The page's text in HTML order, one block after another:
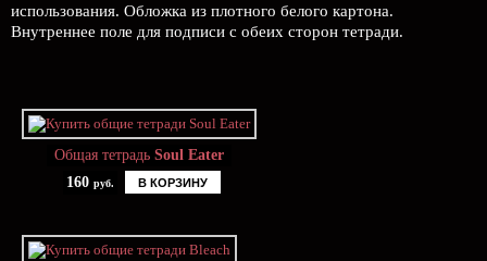
использования. Обложка из плотного белого картона.
Внутреннее поле для подписи с обеих сторон тетради.
Общая тетрадь Soul Eater
160 руб. В КОРЗИНУ